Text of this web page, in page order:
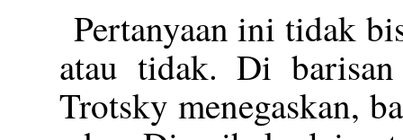
Pertanyaan ini tidak
atau tidak. Di
Trotsky menegaskan,